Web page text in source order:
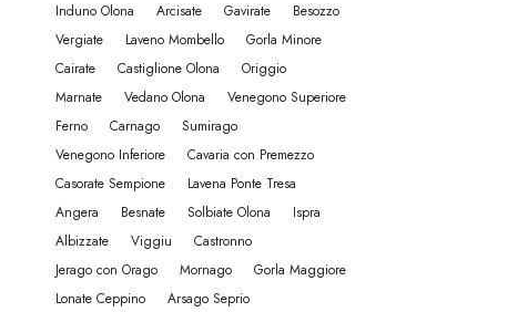
Induno Olona
Arcisate Gavirate
Besozzo
Vergiate
Laveno Mombello
Gorla Minore
Cairate
Castiglione Olona
Origgio
Marnate
Vedano Olona
Venegono Superiore
Ferno
Carnago
Sumirago
Venegono Inferiore
Cavaria con Premezzo
Casorate Sempione
Lavena Ponte Tresa
Angera
Besnate Solbiate Olona
Ispra
Albizzate
Viggiu
Castronno
Jerago con Orago
Mornago
Gorla Maggiore
Lonate Ceppino
Arsago Seprio